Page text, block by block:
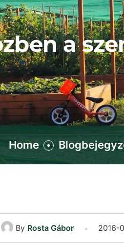
a
Home
By Rosta Gábor 2016-